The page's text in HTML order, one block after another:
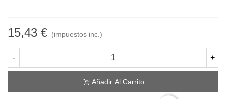
15,43 € (impuestos inc.)
- +
Añadir Al Carrito